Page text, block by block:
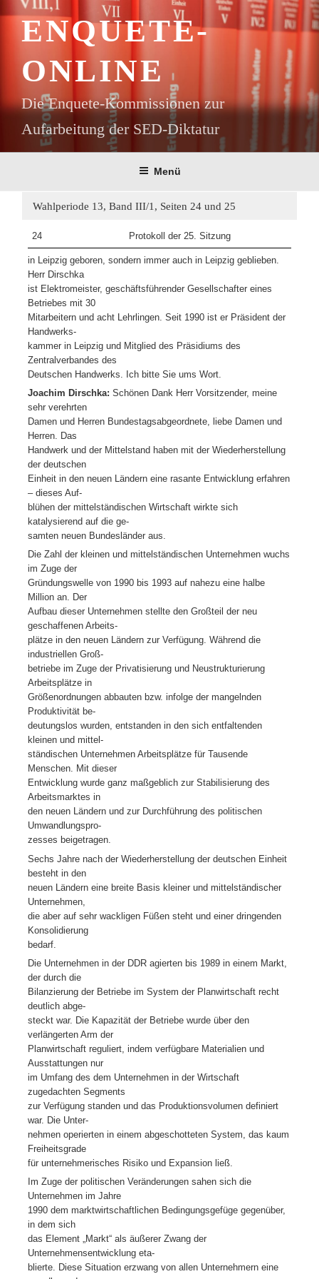
Inhalt
springenENQUETE-
ONLINE
Die Enquete-Kommissionen zur
Aufarbeitung der SED-Diktatur
Menü
Wahlperiode 13, Band III/1, Seiten 24 und 25
24 Protokoll der 25. Sitzung
in Leipzig geboren, sondern immer auch in Leipzig geblieben.
Herr Dirschka
ist Elektromeister, geschäftsführender Gesellschafter eines
Betriebes mit 30
Mitarbeitern und acht Lehrlingen. Seit 1990 ist er Präsident der
Handwerks-
kammer in Leipzig und Mitglied des Präsidiums des
Zentralverbandes des
Deutschen Handwerks. Ich bitte Sie ums Wort.
Joachim Dirschka: Schönen Dank Herr Vorsitzender, meine
sehr verehrten
Damen und Herren Bundestagsabgeordnete, liebe Damen und
Herren. Das
Handwerk und der Mittelstand haben mit der Wiederherstellung
der deutschen
Einheit in den neuen Ländern eine rasante Entwicklung erfahren
– dieses Auf-
blühen der mittelständischen Wirtschaft wirkte sich
katalysierend auf die ge-
samten neuen Bundesländer aus.
Die Zahl der kleinen und mittelständischen Unternehmen wuchs
im Zuge der
Gründungswelle von 1990 bis 1993 auf nahezu eine halbe
Million an. Der
Aufbau dieser Unternehmen stellte den Großteil der neu
geschaffenen Arbeits-
plätze in den neuen Ländern zur Verfügung. Während die
industriellen Groß-
betriebe im Zuge der Privatisierung und Neustrukturierung
Arbeitsplätze in
Größenordnungen abbauten bzw. infolge der mangelnden
Produktivität be-
deutungslos wurden, entstanden in den sich entfaltenden
kleinen und mittel-
ständischen Unternehmen Arbeitsplätze für Tausende
Menschen. Mit dieser
Entwicklung wurde ganz maßgeblich zur Stabilisierung des
Arbeitsmarktes in
den neuen Ländern und zur Durchführung des politischen
Umwandlungspro-
zesses beigetragen.
Sechs Jahre nach der Wiederherstellung der deutschen Einheit
besteht in den
neuen Ländern eine breite Basis kleiner und mittelständischer
Unternehmen,
die aber auf sehr wackligen Füßen steht und einer dringenden
Konsolidierung
bedarf.
Die Unternehmen in der DDR agierten bis 1989 in einem Markt,
der durch die
Bilanzierung der Betriebe im System der Planwirtschaft recht
deutlich abge-
steckt war. Die Kapazität der Betriebe wurde über den
verlängerten Arm der
Planwirtschaft reguliert, indem verfügbare Materialien und
Ausstattungen nur
im Umfang des dem Unternehmen in der Wirtschaft
zugedachten Segments
zur Verfügung standen und das Produktionsvolumen definiert
war. Die Unter-
nehmen operierten in einem abgeschotteten System, das kaum
Freiheitsgrade
für unternehmerisches Risiko und Expansion ließ.
Im Zuge der politischen Veränderungen sahen sich die
Unternehmen im Jahre
1990 dem marktwirtschaftlichen Bedingungsgefüge gegenüber,
in dem sich
das Element „Markt“ als äußerer Zwang der
Unternehmensentwicklung eta-
blierte. Diese Situation erzwang von allen Unternehmern eine